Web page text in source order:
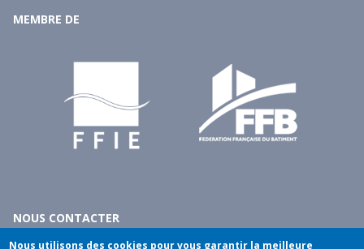
MEMBRE DE
NOUS CONTACTER
10 rue du débarcadère - 75017 Paris
Nous utilisons des cookies pour vous garantir la meilleure